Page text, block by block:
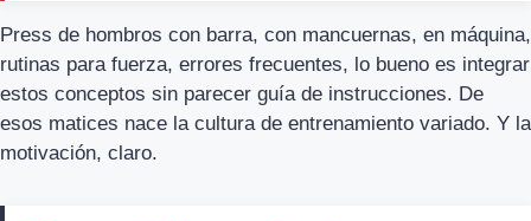
Press de hombros con barra, con mancuernas, en máquina,
rutinas para fuerza, errores frecuentes, lo bueno es integrar
estos conceptos sin parecer guía de instrucciones. De
esos matices nace la cultura de entrenamiento variado. Y la
motivación, claro.